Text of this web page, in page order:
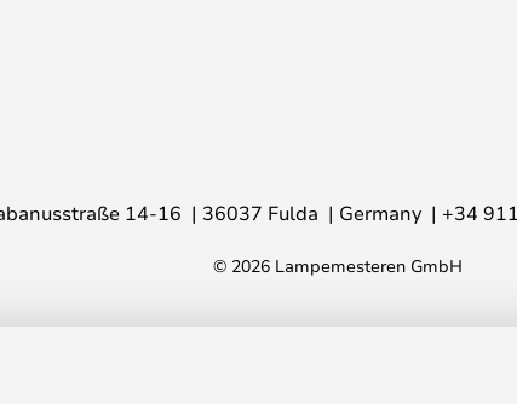
14-16 36037 Fulda Germany +34
© 2026 Lampemesteren GmbH